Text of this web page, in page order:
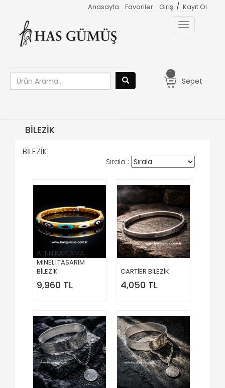
Giriş / Kayıt Ol
Favoriler
Anasayfa
Toggle
navigation
1
Sepet
BİLEZİK
BİLEZİK
Sırala :
ALTIN KAPLAMA
MINELİ TASARIM
BİLEZİK
9,960 TL
CARTİER BİLEZİK
4,050 TL